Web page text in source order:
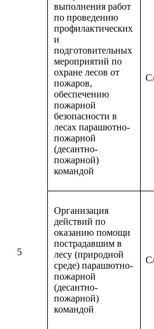
5
выполнения работ
по проведению
профилактических
и
подготовительных
мероприятий по
охране лесов от
пожаров,
обеспечению
пожарной
безопасности в
лесах парашютно-
пожарной
(десантно-
пожарной)
командой
Организация
действий по
оказанию помощи
пострадавшим в
лесу (природной
среде) парашютно-
пожарной
(десантно-
пожарной)
командой